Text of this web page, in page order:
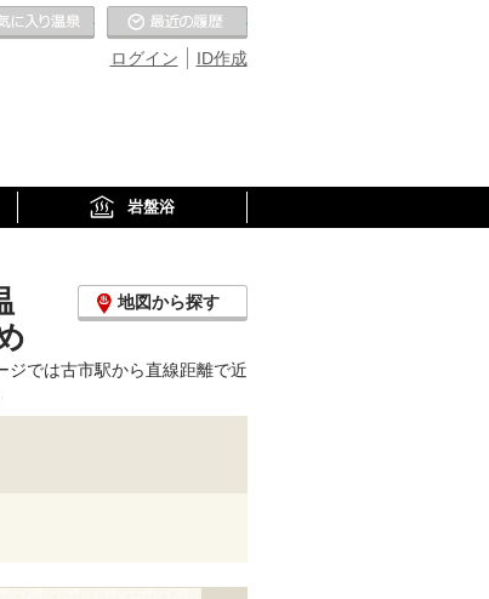
ID作成
ログイン
お気に入りの温泉
岩盤浴
地図から探す
ジでは古市駅から直線距離で近